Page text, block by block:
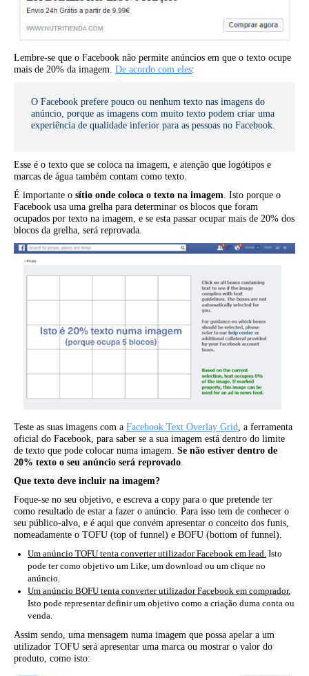
Lembre-se que o Facebook não permite anúncios em que o texto ocupe
mais de 20% da imagem. De acordo com eles:
O Facebook prefere pouco ou nenhum texto nas imagens do
anúncio, porque as imagens com muito texto podem criar uma
experiência de qualidade inferior para as pessoas no Facebook.
Esse é o texto que se coloca na imagem, e atenção que logótipos e
marcas de água também contam como texto.
É importante o sítio onde coloca o texto na imagem . Isto porque o
Facebook usa uma grelha para determinar os blocos que foram
ocupados por texto na imagem, e se esta passar ocupar mais de 20% dos
blocos da grelha, será reprovada.
Teste as suas imagens com a Facebook Text Overlay Grid, a ferramenta
oficial do Facebook, para saber se a sua imagem está dentro do limite
de texto que pode colocar numa imagem. Se não estiver dentro de
20% texto o seu anúncio será reprovado.
Que texto deve incluir na imagem?
Foque-se no seu objetivo, e escreva a copy para o que pretende ter
como resultado de estar a fazer o anúncio. Para isso tem de conhecer o
seu público-alvo, e é aqui que convém apresentar o conceito dos funis,
nomeadamente o TOFU (top of funnel) e BOFU (bottom of funnel).
Um anúncio TOFU tenta converter utilizador Facebook em lead. Isto
pode ter como objetivo um Like, um download ou um clique no
anúncio.
Um anúncio BOFU tenta converter utilizador Facebook em comprador.
Isto pode representar definir um objetivo como a criação duma conta ou
venda.
Assim sendo, uma mensagem numa imagem que possa apelar a um
utilizador TOFU será apresentar uma marca ou mostrar o valor do
produto, como isto: